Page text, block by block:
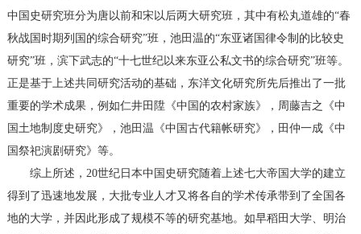
中国史研究班分为唐以前和宋以后两大研究班，其中有松丸道雄的“春
秋战国时期列国的综合研究”班，池田温的“东亚诸国律令制的比较史
研究”班，滨下武志的“十七世纪以来东亚公私文书的综合研究”班等。
正是基于上述共同研究活动的基础，东洋文化研究所先后推出了一批
重要的学术成果，例如仁井田陞《中国的农村家族》，周藤吉之《中
国土地制度史研究》，池田温《中国古代籍帐研究》，田仲一成《中
国祭祀演剧研究》等。
综上所述，20世纪日本中国史研究随着上述七大帝国大学的建立
得到了迅速地发展，大批专业人才又将各自的学术传承带到了全国各
地的大学，并因此形成了规模不等的研究基地。如早稻田大学、明治